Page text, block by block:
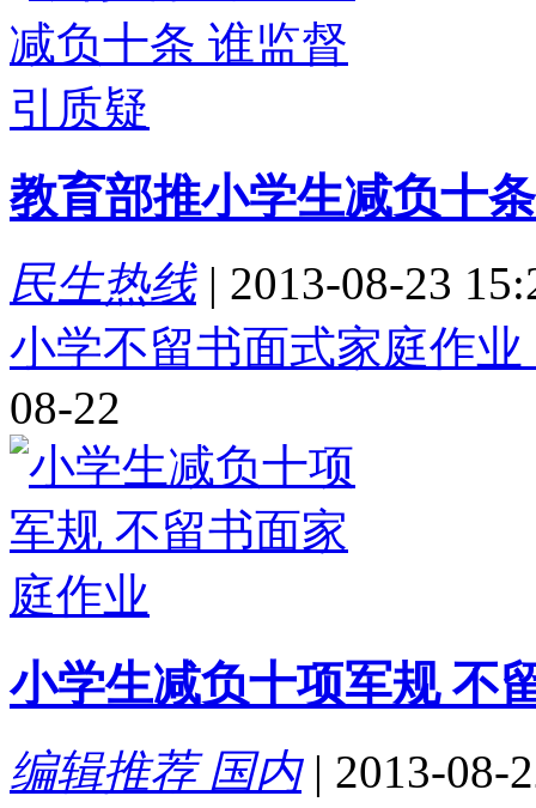
教育部推小学生减负十
民生热线| 2013-08-23
小学不留书面式家庭作
08-22
小学生减负十项军规 不
编辑推荐 国内| 2013-08-